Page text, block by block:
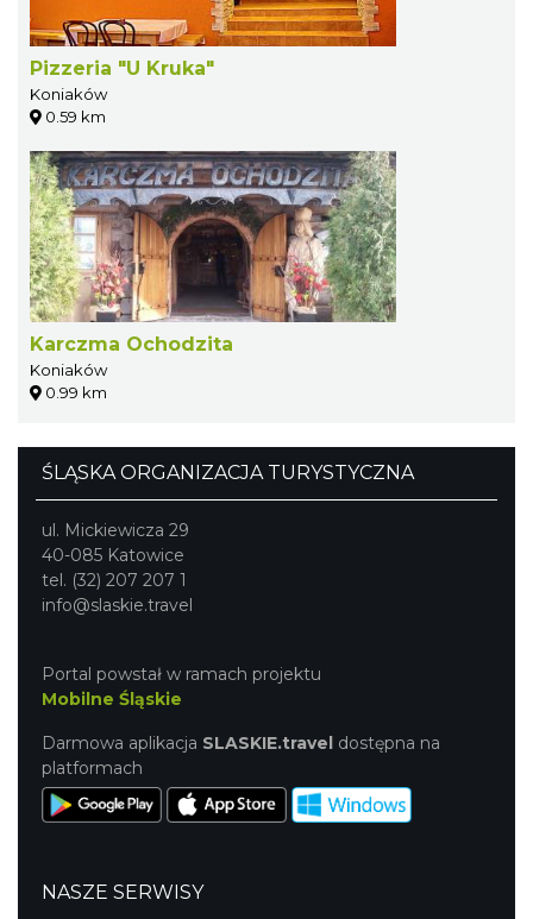
Pizzeria "U Kruka"
Koniaków
0.59 km
Karczma Ochodzita
Koniaków
0.99 km
ŚLĄSKA ORGANIZACJA TURYSTYCZNA
ul. Mickiewicza 29
40-085 Katowice
tel. (32) 207 207 1
info@slaskie.travel
Portal powstał w ramach projektu
Mobilne Śląskie
Darmowa aplikacja SLASKIE.travel dostępna na
platformach
NASZE SERWISY